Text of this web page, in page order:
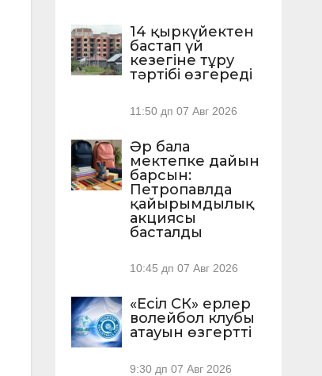
14 қыркүйектен
бастап үй
кезегіне тұру
тәртібі өзгереді
11:50 дп 07 Авг 2026
Әр бала
мектепке дайын
барсын:
Петропавлда
қайырымдылық
акциясы
басталды
10:45 дп 07 Авг 2026
«Есіл СК» ерлер
волейбол клубы
атауын өзгертті
9:30 дп 07 Авг 2026